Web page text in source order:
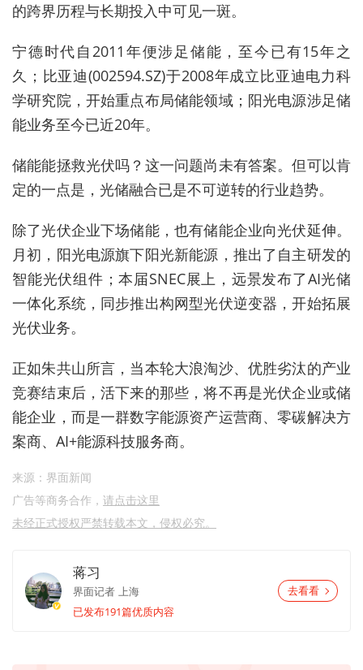
的跨界历程与长期投入中可见一斑。
宁德时代自2011年便涉足储能，至今已有15年之
久；比亚迪(002594.SZ)于2008年成立比亚迪电力科
学研究院，开始重点布局储能领域；阳光电源涉足储
能业务至今已近20年。
储能能拯救光伏吗？这一问题尚未有答案。但可以肯
定的一点是，光储融合已是不可逆转的行业趋势。
除了光伏企业下场储能，也有储能企业向光伏延伸。
月初，阳光电源旗下阳光新能源，推出了自主研发的
智能光伏组件；本届SNEC展上，远景发布了AI光储
一体化系统，同步推出构网型光伏逆变器，开始拓展
光伏业务。
正如朱共山所言，当本轮大浪淘沙、优胜劣汰的产业
竞赛结束后，活下来的那些，将不再是光伏企业或储
能企业，而是一群数字能源资产运营商、零碳解决方
案商、AI+能源科技服务商。
来源：界面新闻
广告等商务合作， 请点击这里
未经正式授权严禁转载本文，侵权必究。
蒋习
界面记者 上海
已发布191篇优质内容
去看看